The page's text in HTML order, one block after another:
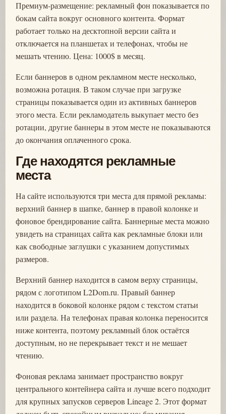
Премиум-размещение: рекламный фон показывается по
бокам сайта вокруг основного контента. Формат
работает только на десктопной версии сайта и
отключается на планшетах и телефонах, чтобы не
мешать чтению. Цена: 1000$ в месяц.
Если баннеров в одном рекламном месте несколько,
возможна ротация. В таком случае при загрузке
страницы показывается один из активных баннеров
этого места. Если рекламодатель выкупает место без
ротации, другие баннеры в этом месте не показываются
до окончания оплаченного срока.
Где находятся рекламные
места
На сайте используются три места для прямой рекламы:
верхний баннер в шапке, баннер в правой колонке и
фоновое брендирование сайта. Баннерные места можно
увидеть на страницах сайта как рекламные блоки или
как свободные заглушки с указанием допустимых
размеров.
Верхний баннер находится в самом верху страницы,
рядом с логотипом L2Dom.ru. Правый баннер
находится в боковой колонке рядом с текстом статьи
или раздела. На телефонах правая колонка переносится
ниже контента, поэтому рекламный блок остаётся
доступным, но не перекрывает текст и не мешает
чтению.
Фоновая реклама занимает пространство вокруг
центрального контейнера сайта и лучше всего подходит
для крупных запусков серверов Lineage 2. Этот формат